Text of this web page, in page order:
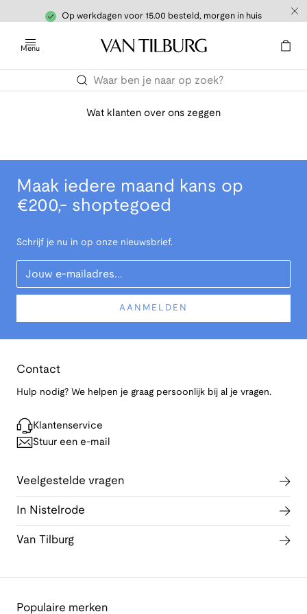
Op werkdagen voor 15.00 besteld, morgen in huis
Menu
Wat klanten over ons zeggen
Maak iedere maand kans op
€200,- shoptegoed
Schrijf je nu in op onze nieuwsbrief.
Your Email
AANMELDEN
Contact
Hulp nodig? We helpen je graag persoonlijk bij al je vragen.
Klantenservice
Stuur een e-mail
Veelgestelde vragen
In Nistelrode
Van Tilburg
Populaire merken